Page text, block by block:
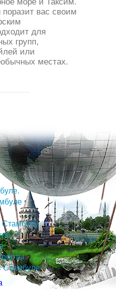
вас своим
для
групп,
или
местах.
Стамбулу
Стамбуле